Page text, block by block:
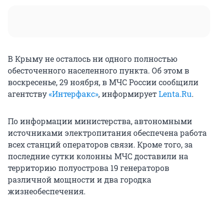
В Крыму не осталось ни одного полностью
обесточенного населенного пункта. Об этом в
воскресенье, 29 ноября, в МЧС России сообщили
агентству«Интерфакс», информируетLenta.Ru.
По информации министерства, автономными
источниками электропитания обеспечена работа
всех станций операторов связи. Кроме того, за
последние сутки колонны МЧС доставили на
территорию полуострова 19 генераторов
различной мощности и два городка
жизнеобеспечения.